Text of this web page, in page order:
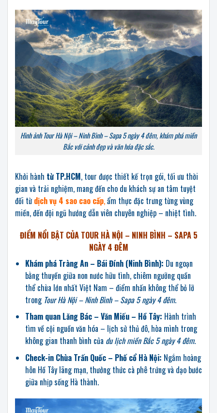
Hình ảnh Tour Hà Nội – Ninh Bình – Sapa 5 ngày 4 đêm, khám phá miền
Bắc với cảnh đẹp và văn hóa đặc sắc.
Khởi hành từ TP.HCM, tour được thiết kế trọn gói, tối ưu thời
gian và trải nghiệm, mang đến cho du khách sự an tâm tuyệt
đối từ dịch vụ 4 sao cao cấp,ẩm thực đặc trưng từng vùng
miền, đến đội ngũ hướng dẫn viên chuyên nghiệp – nhiệt tình.
ĐIỂM NỔI BẬT CỦA TOUR HÀ NỘI – NINH BÌNH – SAPA 5
NGÀY 4 ĐÊM
Khám phá Tràng An – Bái Đính (Ninh Bình): Du ngoạn
bằng thuyền giữa non nước hữu tình, chiêm ngưỡng quần
thể chùa lớn nhất Việt Nam – điểm nhấn không thể bỏ lỡ
trong Tour Hà Nội – Ninh Bình – Sapa 5 ngày 4 đêm.
Tham quan Lăng Bác – Văn Miếu – Hồ Tây: Hành trình
tìm về cội nguồn văn hóa – lịch sử thủ đô, hòa mình trong
không gian thanh bình của du lịch miền Bắc 5 ngày 4 đêm.
Check-in Chùa Trấn Quốc – Phố cổ Hà Nội: Ngắm hoàng
hôn Hồ Tây lãng mạn, thưởng thức cà phê trứng và dạo bước
giữa nhịp sống Hà thành.